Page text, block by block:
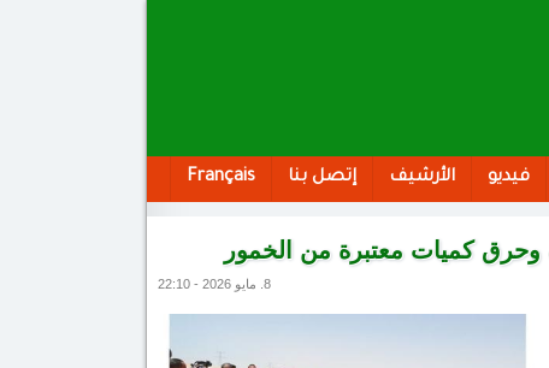
فيديو الأرشيف إتصل بنا Français
وحرق كميات معتبرة من الخمور
8. مايو 2026 - 22:10